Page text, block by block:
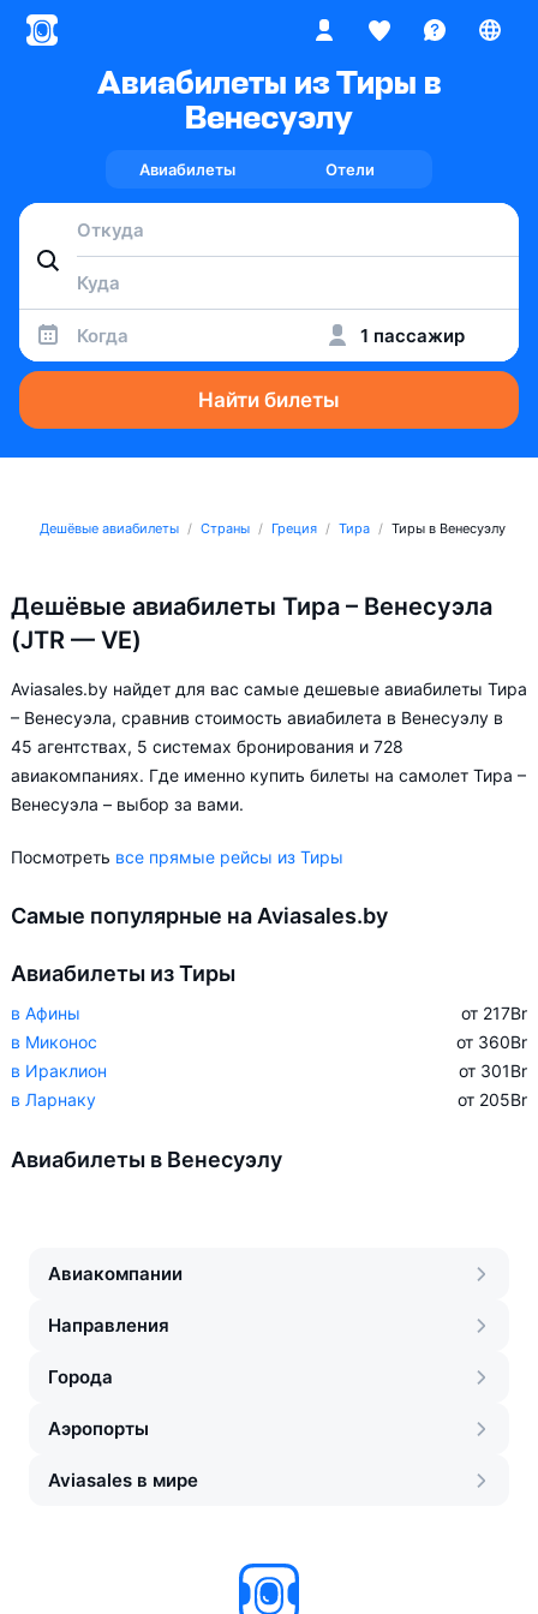
Авиабилеты из Тиры в
Венесуэлу
Авиабилеты Отели
Когда 1 пассажир
Найти билеты
Дешёвые авиабилеты Страны Греция Тира Тиры в Венесуэлу
Дешёвые авиабилеты Тира – Венесуэла
(JTR — VE)
Aviasales.by найдет для вас самые дешевые авиабилеты Тира
– Венесуэла, сравнив стоимость авиабилета в Венесуэлу в
45 агентствах, 5 системах бронирования и 728
авиакомпаниях. Где именно купить билеты на самолет Тира –
Венесуэла – выбор за вами.
Посмотреть все прямые рейсы из Тиры
Самые популярные на Aviasales.by
Авиабилеты из Тиры
в Афины от 217Br
в Миконос
от 360Br
в Ираклион
от 301Br
в Ларнаку
от 205Br
Авиабилеты в Венесуэлу
Авиакомпании
Направления
Города
Аэропорты
Aviasales в мире